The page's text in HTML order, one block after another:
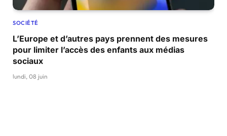
SOCIÉTÉ
L’Europe et d’autres pays prennent des mesures
pour limiter l’accès des enfants aux médias
sociaux
lundi, 08 juin